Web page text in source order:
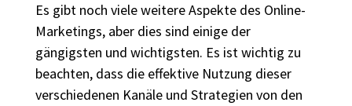
Es gibt noch viele weitere Aspekte des Online-
Marketings, aber dies sind einige der
gängigsten und wichtigsten. Es ist wichtig zu
beachten, dass die effektive Nutzung dieser
verschiedenen Kanäle und Strategien von den